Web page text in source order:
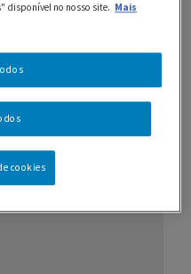
q.b.
disponível no nosso site. Mais
cookies